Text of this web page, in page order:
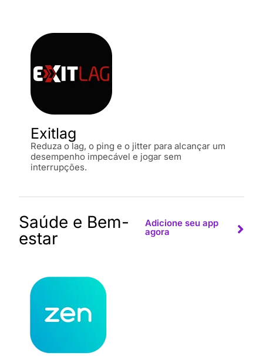
Exitlag
Reduza o lag, o ping e o jitter para alcançar um
desempenho impecável e jogar sem
interrupções.
Saúde e Bem-
estar
Adicione seu app
agora